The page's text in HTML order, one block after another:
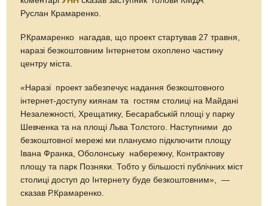
Руслан Крамаренко.
Р.Крамаренко нагадав, що проект стартував 27 травня,
наразі безкоштовним Інтернетом охоплено частину
центру міста.
«Наразі проект забезпечує надання безкоштовного
інтернет-доступу киянам та гостям столиці на Майдані
Незалежності, Хрещатику, Бесарабській площі у парку
Шевченка та на площі Льва Толстого. Наступними до
безкоштовної мережі ми плануємо підключити площу
Івана Франка, Оболонську набережну, Контрактову
площу та парк Позняки. Тобто у більшості публічних міст
столиці доступ до Інтернету буде безкоштовним», —
сказав Р.Крамаренко.